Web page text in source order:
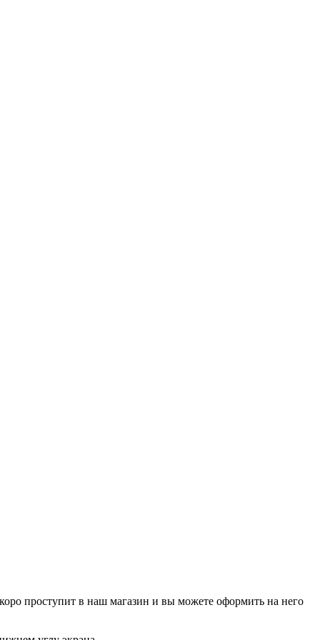
проступит в наш магазин и вы можете оформить на него